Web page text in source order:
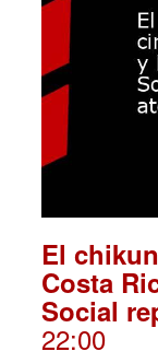
El
Costa
Social
22:00